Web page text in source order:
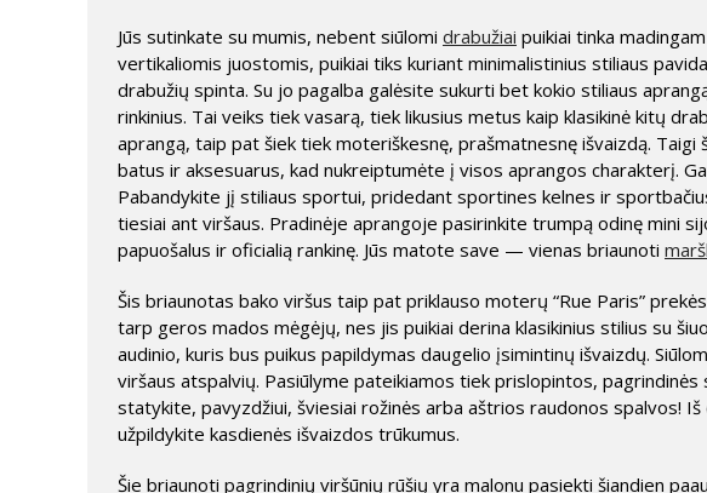
Jūs sutinkate su mumis, nebent siūlomi drabužiai puikiai tinka
vertikaliomis juostomis, puikiai tiks kuriant minimalistinius stiliaus
drabužių spinta. Su jo pagalba galėsite sukurti bet kokio stiliaus
rinkinius. Tai veiks tiek vasarą, tiek likusius metus kaip klasikinė kitų
aprangą, taip pat šiek tiek moteriškesnę, prašmatnesnę išvaizdą. Taigi
batus ir aksesuarus, kad nukreiptumėte į visos aprangos charakterį.
Pabandykite jį stiliaus sportui, pridedant sportines kelnes ir
tiesiai ant viršaus. Pradinėje aprangoje pasirinkite trumpą odinę mini
papuošalus ir oficialią rankinę. Jūs matote save — vienas briaunoti
Šis briaunotas bako viršus taip pat priklauso moterų “Rue Paris”
tarp geros mados mėgėjų, nes jis puikiai derina klasikinius stilius su
audinio, kuris bus puikus papildymas daugelio įsimintinų išvaizdų.
viršaus atspalvių. Pasiūlyme pateikiamos tiek prislopintos,
statykite, pavyzdžiui, šviesiai rožinės arba aštrios raudonos spalvos!
užpildykite kasdienės išvaizdos trūkumus.
Šie briaunoti pagrindinių viršūnių rūšių yra malonu pasiekti šiandien